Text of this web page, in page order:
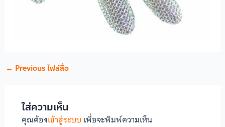
← Previous ไฟล์สื่อ
ใส่ความเห็น
คุณต้องเข้าสู่ระบบ เพื่อจะพิมพ์ความเห็น